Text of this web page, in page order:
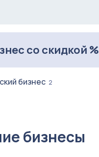
со скидкой %
бизнес 2
бизнесы